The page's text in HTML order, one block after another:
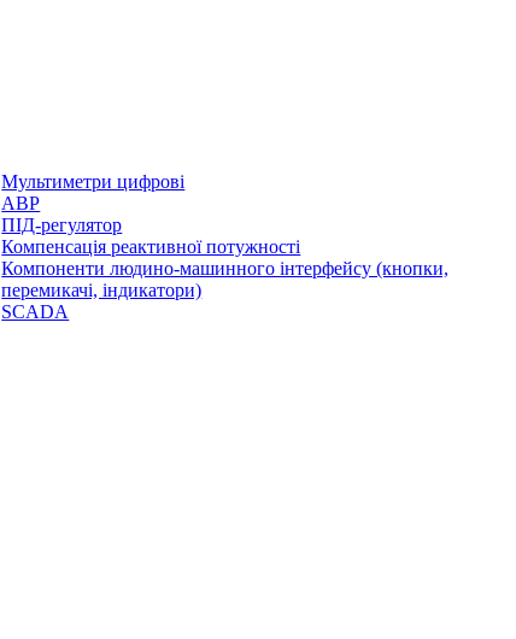
Мультиметри цифрові
АВР
ПІД-регулятор
Компенсація реактивної потужності
Компоненти людино-машинного інтерфейсу (кнопки,
перемикачі, індикатори)
SCADA